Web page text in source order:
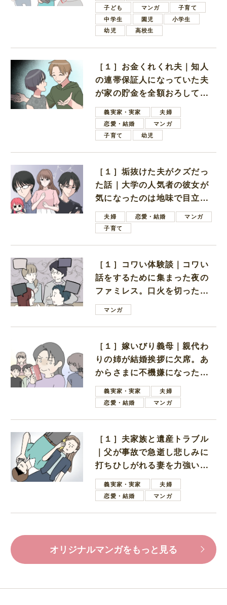
子ども
マンガ
子育て
中学生
園児
小学生
幼児
高校生
［１］お金くれくれ夫｜知人
の連帯保証人になっていた夫
が家の貯金を全額おろしてほ
しいと言ってきた
義実家・実家
夫婦
恋愛・結婚
マンガ
子育て
幼児
［１］垢抜けた夫がクズだっ
た話｜大学の人気者の彼女が
気になったのは地味で目立た
ない男子学生
夫婦 恋愛・結婚
マンガ
子育て
［１］コワい体験談｜コワい
話をするために集まった夜の
ファミレス。口火を切ったの
は電車好きの男の子ママ
マンガ
［１］嫁いびり義母｜親代わ
りの姉が結婚挨拶に欠席。あ
からさまに不機嫌になった義
母義実家・実家
夫婦
恋愛・結婚
マンガ
［１］夫家族と遺産トラブル
｜父が事故で急逝し悲しみに
打ちひしがれる妻を力強い言
葉で励ます夫
義実家・実家
夫婦
恋愛・結婚
マンガ
オリジナルマンガをもっと見る